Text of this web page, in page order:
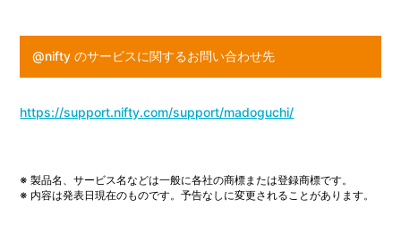
@nifty のサービスに関するお問い合わせ先
https://support.nifty.com/support/madoguchi/
※ 製品名、サービス名などは一般に各社の商標または登録商標です。
※ 内容は発表日現在のものです。予告なしに変更されることがあります。